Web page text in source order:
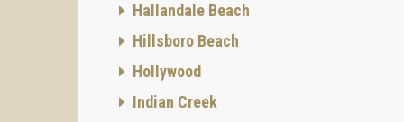
Hallandale Beach
Hillsboro Beach
Hollywood
Indian Creek